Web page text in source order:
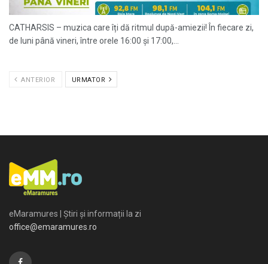
CATHARSIS – muzica care îți dă ritmul după-amiezii! În fiecare zi,
de luni până vineri, între orele 16:00 și 17:00,...
ANTERIOR URMATOR
eMaramures | Știri și informații la zi
office@emaramures.ro